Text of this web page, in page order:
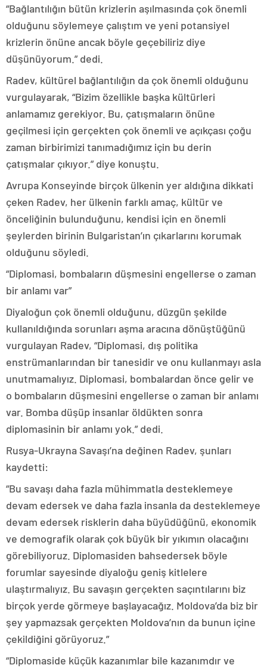
“Bağlantılığın bütün krizlerin aşılmasında çok önemli
olduğunu söylemeye çalıştım ve yeni potansiyel
krizlerin önüne ancak böyle geçebiliriz diye
düşünüyorum.” dedi.
Radev, kültürel bağlantılığın da çok önemli olduğunu
vurgulayarak, “Bizim özellikle başka kültürleri
anlamamız gerekiyor. Bu, çatışmaların önüne
geçilmesi için gerçekten çok önemli ve açıkçası çoğu
zaman birbirimizi tanımadığımız için bu derin
çatışmalar çıkıyor.” diye konuştu.
Avrupa Konseyinde birçok ülkenin yer aldığına dikkati
çeken Radev, her ülkenin farklı amaç, kültür ve
önceliğinin bulunduğunu, kendisi için en önemli
şeylerden birinin Bulgaristan’ın çıkarlarını korumak
olduğunu söyledi.
“Diplomasi, bombaların düşmesini engellerse o zaman
bir anlamı var”
Diyaloğun çok önemli olduğunu, düzgün şekilde
kullanıldığında sorunları aşma aracına dönüştüğünü
vurgulayan Radev, “Diplomasi, dış politika
enstrümanlarından bir tanesidir ve onu kullanmayı asla
unutmamalıyız. Diplomasi, bombalardan önce gelir ve
o bombaların düşmesini engellerse o zaman bir anlamı
var. Bomba düşüp insanlar öldükten sonra
diplomasinin bir anlamı yok.” dedi.
Rusya-Ukrayna Savaşı’na değinen Radev, şunları
kaydetti:
“Bu savaşı daha fazla mühimmatla desteklemeye
devam edersek ve daha fazla insanla da desteklemeye
devam edersek risklerin daha büyüdüğünü, ekonomik
ve demografik olarak çok büyük bir yıkımın olacağını
görebiliyoruz. Diplomasiden bahsedersek böyle
forumlar sayesinde diyaloğu geniş kitlelere
ulaştırmalıyız. Bu savaşın gerçekten saçıntılarını biz
birçok yerde görmeye başlayacağız. Moldova’da biz bir
şey yapmazsak gerçekten Moldova’nın da bunun içine
çekildiğini görüyoruz.”
“Diplomaside küçük kazanımlar bile kazanımdır ve